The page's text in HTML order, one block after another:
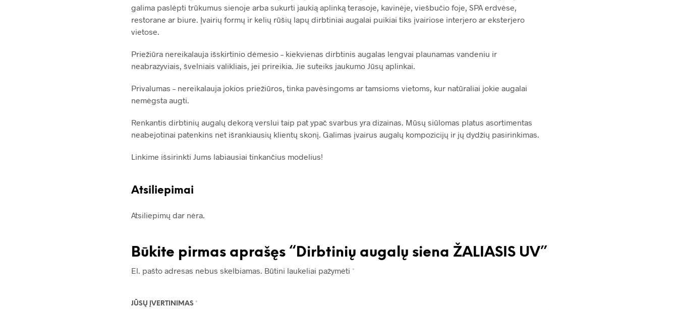
galima paslėpti trūkumus sienoje arba sukurti jaukią aplinką terasoje, kavinėje, viešbučio foje, SPA erdvėse,
restorane ar biure. Įvairių formų ir kelių rūšių lapų dirbtiniai augalai puikiai tiks įvairiose interjero ar eksterjero
vietose.
Priežiūra nereikalauja išskirtinio dėmesio – kiekvienas dirbtinis augalas lengvai plaunamas vandeniu ir
neabrazyviais, švelniais valikliais, jei prireikia. Jie suteiks jaukumo Jūsų aplinkai.
Privalumas – nereikalauja jokios priežiūros, tinka pavėsingoms ar tamsioms vietoms, kur natūraliai jokie augalai
nemėgsta augti.
Renkantis dirbtinių augalų dekorą verslui taip pat ypač svarbus yra dizainas. Mūsų siūlomas platus asortimentas
neabejotinai patenkins net išrankiausių klientų skonį. Galimas įvairus augalų kompozicijų ir jų dydžių pasirinkimas.
Linkime išsirinkti Jums labiausiai tinkančius modelius!
Atsiliepimai
Atsiliepimų dar nėra.
Būkite pirmas aprašęs “Dirbtinių augalų siena ŽALIASIS UV”
El. pašto adresas nebus skelbiamas. Būtini laukeliai pažymėti *
JŪSŲ ĮVERTINIMAS *